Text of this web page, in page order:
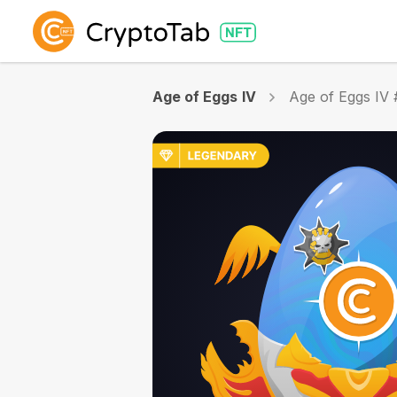
Age of Eggs IV Age of Eggs IV